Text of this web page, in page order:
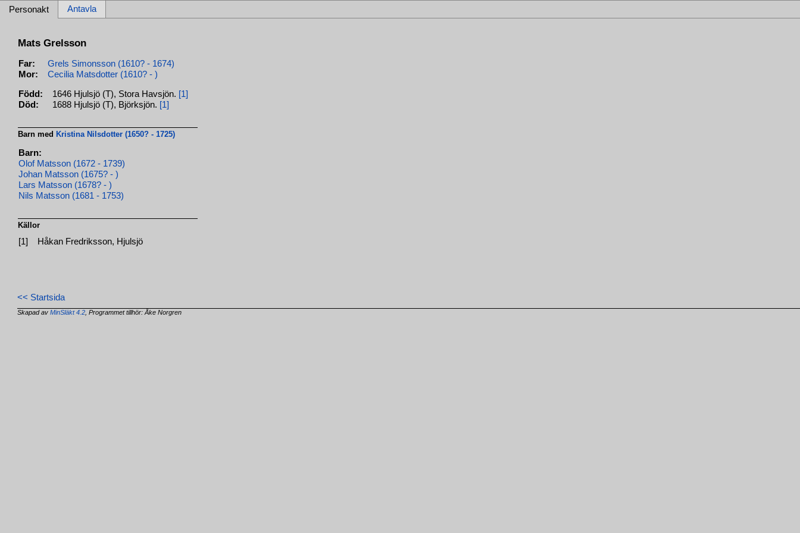
Personakt Antavla
Mats Grelsson
Far:
Grels Simonsson (1610? - 1674)
Mor:
Cecilia Matsdotter (1610? - )
Född: 1646 Hjulsjö (T), Stora Havsjön. [1]
Död:
1688 Hjulsjö (T), Björksjön. [1]
Barn med Kristina Nilsdotter (1650? - 1725)
Barn:
Olof Matsson (1672 - 1739)
Johan Matsson (1675? - )
Lars Matsson (1678? - )
Nils Matsson (1681 - 1753)
Källor
[1] Håkan Fredriksson, Hjulsjö
<< Startsida
Skapad avMinSläkt 4.2 , Programmet tillhör: Åke Norgren